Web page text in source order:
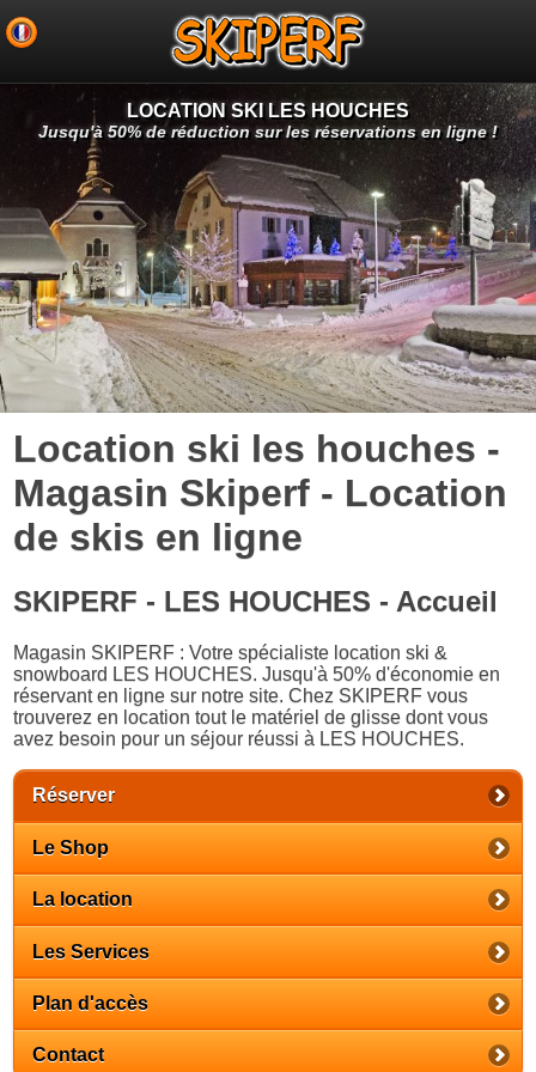
LOCATION SKI LES HOUCHES
Jusqu'à 50% de réduction sur les réservations en ligne !
Location ski les houches -
Magasin Skiperf - Location
de skis en ligne
SKIPERF - LES HOUCHES - Accueil
Magasin SKIPERF : Votre spécialiste location ski &
snowboard LES HOUCHES. Jusqu'à 50% d'économie en
réservant en ligne sur notre site. Chez SKIPERF vous
trouverez en location tout le matériel de glisse dont vous
avez besoin pour un séjour réussi à LES HOUCHES.
Réserver
Le Shop
La location
Les Services
Plan d'accès
Contact